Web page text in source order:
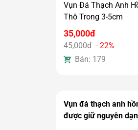
Vụn Đá Thạch Anh
Thô Trong 3-5cm
35,000đ
45,000đ - 22%
Bán: 179
Vụn đá thạch anh
được giữ nguyên